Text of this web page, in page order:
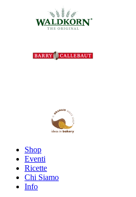
Shop
Eventi
Ricette
Chi Siamo
Info